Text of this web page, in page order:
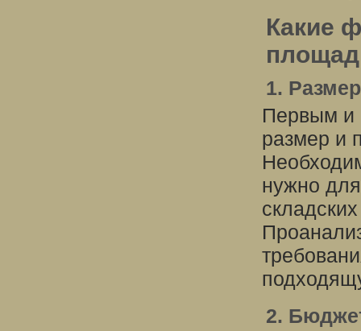
Какие
1.
Первым и
размер и
нужно
2.